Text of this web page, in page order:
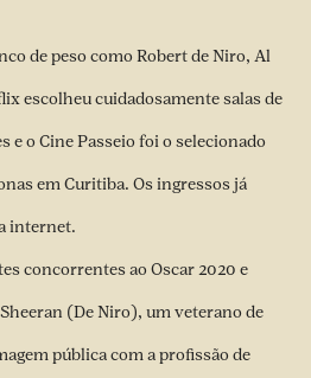
de peso como Robert de Niro, Al
escolheu cuidadosamente salas de
e o Cine Passeio foi o selecionado
em Curitiba. Os ingressos já
internet.
concorrentes ao Oscar 2020 e
(De Niro), um veterano de
pública com a profissão de